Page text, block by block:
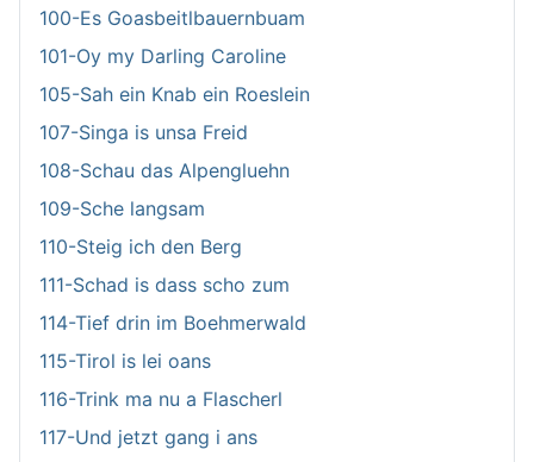
100-Es Goasbeitlbauernbuam
101-Oy my Darling Caroline
105-Sah ein Knab ein Roeslein
107-Singa is unsa Freid
108-Schau das Alpengluehn
109-Sche langsam
110-Steig ich den Berg
111-Schad is dass scho zum
114-Tief drin im Boehmerwald
115-Tirol is lei oans
116-Trink ma nu a Flascherl
117-Und jetzt gang i ans